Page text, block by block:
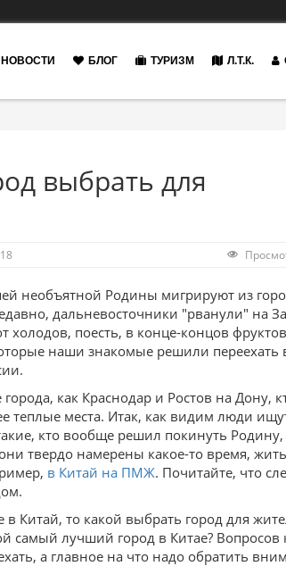
НОВОСТИ БЛОГ ТУРИЗМ Л.Т.К.
выбрать для
необъятной Родины мигрируют из
дальневосточники "рванули" на
холодов, поесть, в конце-концов
наши знакомые решили переехать
как Краснодар и Ростов на Дону,
теплые места. Итак, как видим люди
кто вообще решил покинуть Родину,
твердо намерены какое-то время,
в Китай на ПМЖ. Почитайте, что
в Китай, то какой выбрать город для
самый лучший город в Китае? Вопросов
а главное на что надо обратить